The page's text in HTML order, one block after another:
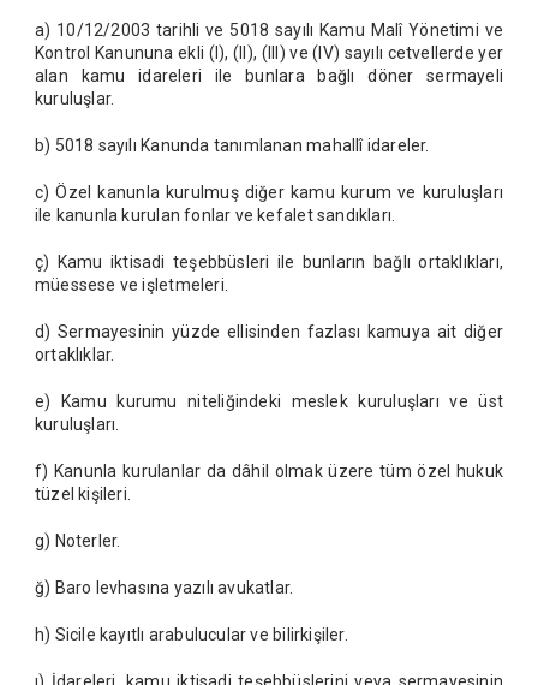
a) 10/12/2003 tarihli ve 5018 sayılı Kamu Malî Yönetimi ve
Kontrol Kanununa ekli (I), (II), (III) ve (IV) sayılı cetvellerde yer
alan kamu idareleri ile bunlara bağlı döner sermayeli
kuruluşlar.
b) 5018 sayılı Kanunda tanımlanan mahallî idareler.
c) Özel kanunla kurulmuş diğer kamu kurum ve kuruluşları
ile kanunla kurulan fonlar ve kefalet sandıkları.
ç) Kamu iktisadi teşebbüsleri ile bunların bağlı ortaklıkları,
müessese ve işletmeleri.
d) Sermayesinin yüzde ellisinden fazlası kamuya ait diğer
ortaklıklar.
e) Kamu kurumu niteliğindeki meslek kuruluşları ve üst
kuruluşları.
f) Kanunla kurulanlar da dâhil olmak üzere tüm özel hukuk
tüzel kişileri.
g) Noterler.
ğ) Baro levhasına yazılı avukatlar.
h) Sicile kayıtlı arabulucular ve bilirkişiler.